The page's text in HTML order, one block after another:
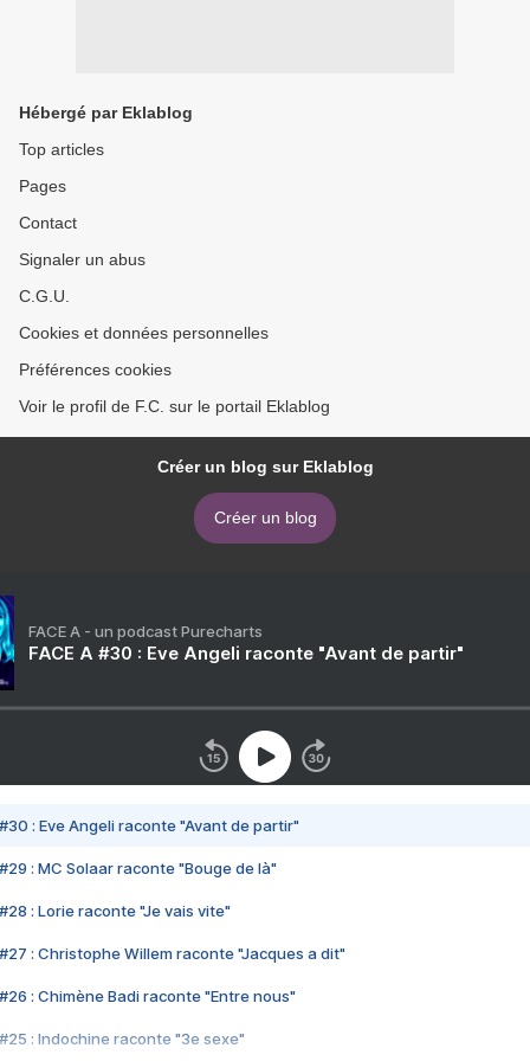
Hébergé par Eklablog
Top articles
Pages
Contact
Signaler un abus
C.G.U.
Cookies et données personnelles
Préférences cookies
Voir le profil de F.C. sur le portail Eklablog
Créer un blog sur Eklablog
Créer un blog
FACE A - un podcast Purecharts
FACE A #30 : Eve Angeli raconte "Avant de partir"
#30 : Eve Angeli raconte "Avant de partir"
#29 : MC Solaar raconte "Bouge de là"
#28 : Lorie raconte "Je vais vite"
#27 : Christophe Willem raconte "Jacques a dit"
#26 : Chimène Badi raconte "Entre nous"
#25 : Indochine raconte "3e sexe"